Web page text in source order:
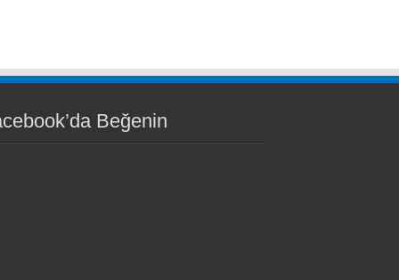
Beğenin